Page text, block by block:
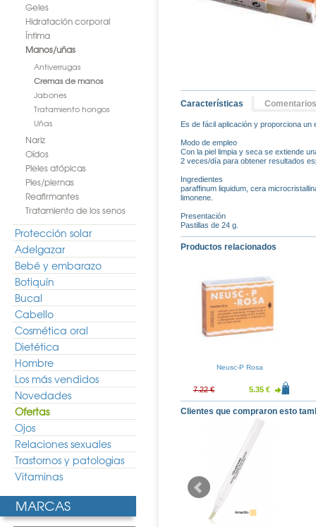
Geles
Hidratación corporal
Íntima
Manos/uñas
Antiverrugas
Cremas de manos
Jabones
Tratamiento hongos
Uñas
Nariz
Oídos
Pieles atópicas
Pies/piernas
Reafirmantes
Tratamiento de los senos
Protección solar
Adelgazar
Bebé y embarazo
Botiquín
Bucal
Cabello
Cosmética oral
Dietética
Hombre
Los más vendidos
Novedades
Ofertas
Ojos
Relaciones sexuales
Trastornos y patologias
Vitaminas
MARCAS
Características Comentarios
Es de fácil aplicación y proporciona
Modo de empleo
Con la piel limpia y seca se extiende
2 veces/día para obtener resultados
Ingredientes
paraffinum liquidum, cera
limonene.
Presentación
Pastillas de 24 g.
Productos relacionados
Neusc-P Rosa
7.22 € 5.35 €
Clientes que compraron esto